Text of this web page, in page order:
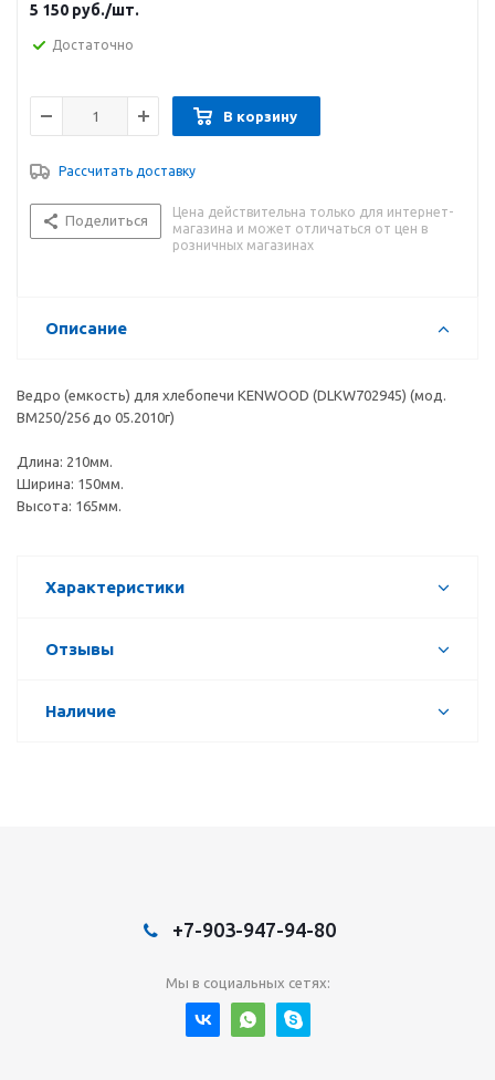
5 150 руб./шт.
Достаточно
В корзину
Рассчитать доставку
Поделиться
Цена действительна только для интернет-
магазина и может отличаться от цен в
розничных магазинах
Описание
Ведро (емкость) для хлебопечи KENWOOD (DLKW702945) (мод.
BM250/256 до 05.2010г)
Длина: 210мм.
Ширина: 150мм.
Высота: 165мм.
Характеристики
Отзывы
Наличие
+7-903-947-94-80
Мы в социальных сетях: